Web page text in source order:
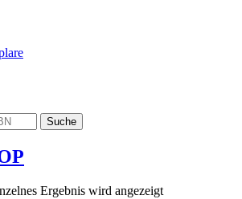
Ergebnis wird angezeigt